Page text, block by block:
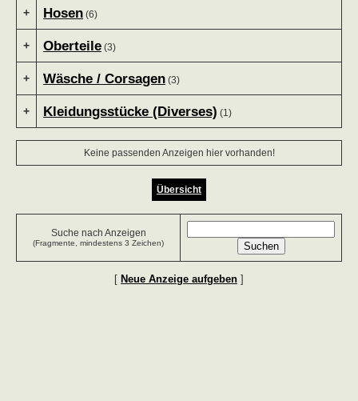
+ Hosen (6)
+ Oberteile (3)
+ Wäsche / Corsagen (3)
+ Kleidungsstücke (Diverses) (1)
Keine passenden Anzeigen hier vorhanden!
Übersicht
Suche nach Anzeigen
(Fragmente, mindestens 3 Zeichen)
[ Neue Anzeige aufgeben ]